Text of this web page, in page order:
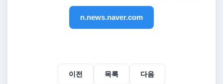
n.news.naver.com
이전 목록 다음